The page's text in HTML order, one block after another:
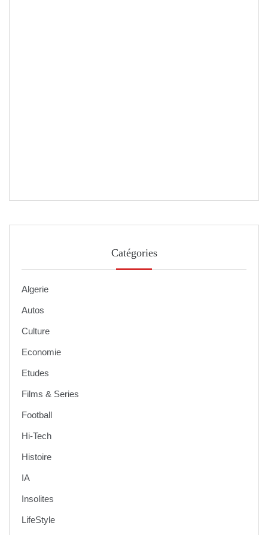
Catégories
Algerie
Autos
Culture
Economie
Etudes
Films & Series
Football
Hi-Tech
Histoire
IA
Insolites
LifeStyle